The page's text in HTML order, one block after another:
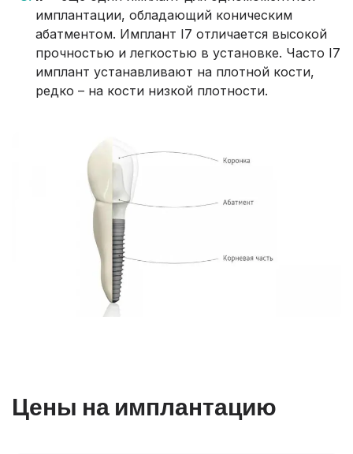
имплантации, обладающий коническим
абатментом. Имплант I7 отличается высокой
прочностью и легкостью в установке. Часто I7
имплант устанавливают на плотной кости,
редко – на кости низкой плотности.
Цены на имплантацию